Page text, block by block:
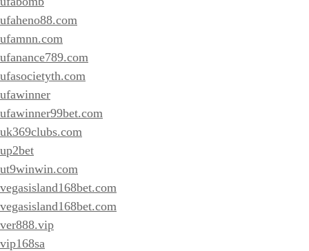
ufaheno88.com
ufamnn.com
ufanance789.com
ufasocietyth.com
ufawinner
ufawinner99bet.com
uk369clubs.com
up2bet
ut9winwin.com
vegasisland168bet.com
vegasisland168bet.com
ver888.vip
vip168sa